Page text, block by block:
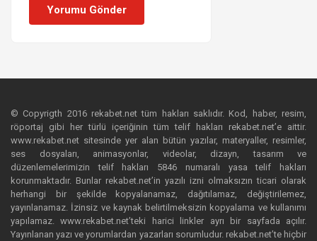
Yorumu Gönder
© Copyrigth 2016 rekabet.net tüm hakları saklıdır. Kod, haber, resim,
röportaj gibi her türlü içeriğinin tüm telif hakları rekabet.net’e aittir.
www.rekabet.net sitesinde yer alan bütün yazılar, materyaller, resimler,
ses dosyaları, animasyonlar, videolar, dizayn, tasarım ve
düzenlemelerimizin telif hakları 5846 numaralı yasa telif hakları
korunmaktadır. Bunlar rekabet.net’in yazılı izni olmaksızın ticari olarak
herhangi bir şekilde kopyalanamaz, dağıtılamaz, değiştirilemez,
yayınlanamaz. İzinsiz ve kaynak belirtilmeksizin kopyalama ve kullanımı
yapılamaz. www.rekabet.net’teki harici linkler ayrı bir sayfada açılır.
Yayınlanan yazı ve yorumlardan yazarları sorumludur. rekabet.net’te hiçbir